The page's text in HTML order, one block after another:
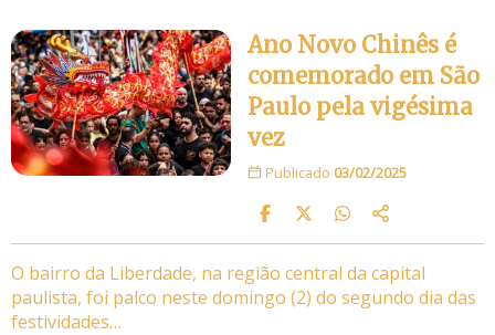
Ano Novo Chinês é
comemorado em São
Paulo pela vigésima
vez
Publicado 03/02/2025
O bairro da Liberdade, na região central da capital
paulista, foi palco neste domingo (2) do segundo dia das
festividades…